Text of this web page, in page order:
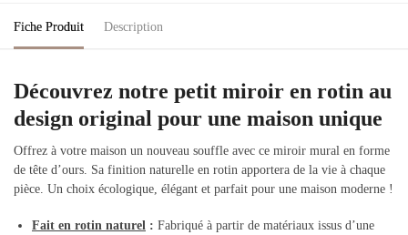
Fiche Produit Description
Découvrez notre petit miroir en rotin au
design original pour une maison unique
Offrez à votre maison un nouveau souffle avec ce miroir mural en forme
de tête d’ours. Sa finition naturelle en rotin apportera de la vie à chaque
pièce. Un choix écologique, élégant et parfait pour une maison moderne !
Fait en rotin naturel : Fabriqué à partir de matériaux issus d’une